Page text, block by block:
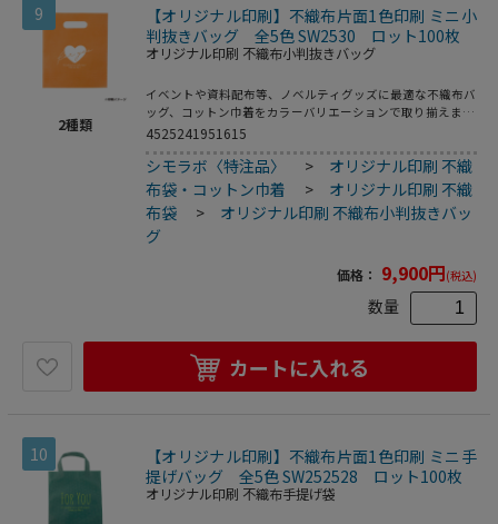
9
2種類
【オリジナル印刷】不織布片面1色印刷 ミニ小
判抜きバッグ 全5色 SW2530 ロット100枚
オリジナル印刷 不織布小判抜きバッグ
イベントや資料配布等、ノベルティグッズに最適な不織布バ
ッグ、コットン巾着をカラーバリエーションで取り揃えまし
た。片面シルク1色印刷、印刷領域は別途テンプレートでご
4525241951615
シモラボ〈特注品〉 > オリジナル印刷 不織
布袋・コットン巾着
> オリジナル印刷 不織
布袋
> オリジナル印刷 不織布小判抜きバッ
グ
価格： 9,900円(税込)
数量
カートに入れる
10
【オリジナル印刷】不織布片面1色印刷 ミニ手
提げバッグ 全5色 SW252528 ロット100枚
オリジナル印刷 不織布手提げ袋